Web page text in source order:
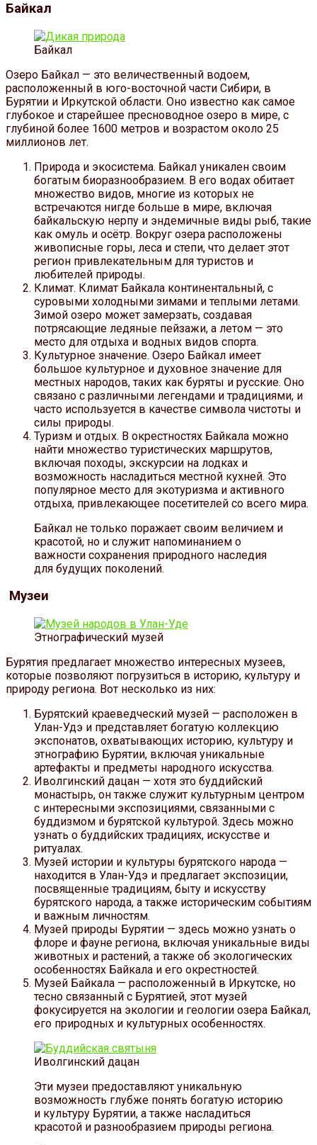
Байкал
Байкал
Озеро Байкал — это величественный водоем,
расположенный в юго-восточной части Сибири, в
Бурятии и Иркутской области. Оно известно как самое
глубокое и старейшее пресноводное озеро в мире, с
глубиной более 1600 метров и возрастом около 25
миллионов лет.
Природа и экосистема. Байкал уникален своим
богатым биоразнообразием. В его водах обитает
множество видов, многие из которых не
встречаются нигде больше в мире, включая
байкальскую нерпу и эндемичные виды рыб, такие
как омуль и осётр. Вокруг озера расположены
живописные горы, леса и степи, что делает этот
регион привлекательным для туристов и
любителей природы.
Климат. Климат Байкала континентальный, с
суровыми холодными зимами и теплыми летами.
Зимой озеро может замерзать, создавая
потрясающие ледяные пейзажи, а летом — это
место для отдыха и водных видов спорта.
Культурное значение. Озеро Байкал имеет
большое культурное и духовное значение для
местных народов, таких как буряты и русские. Оно
связано с различными легендами и традициями, и
часто используется в качестве символа чистоты и
силы природы.
Туризм и отдых. В окрестностях Байкала можно
найти множество туристических маршрутов,
включая походы, экскурсии на лодках и
возможность насладиться местной кухней. Это
популярное место для экотуризма и активного
отдыха, привлекающее посетителей со всего мира.
Байкал не только поражает своим величием и
красотой, но и служит напоминанием о
важности сохранения природного наследия
для будущих поколений.
Музеи
Этнографический музей
Бурятия предлагает множество интересных музеев,
которые позволяют погрузиться в историю, культуру и
природу региона. Вот несколько из них:
Бурятский краеведческий музей — расположен в
Улан-Удэ и представляет богатую коллекцию
экспонатов, охватывающих историю, культуру и
этнографию Бурятии, включая уникальные
артефакты и предметы народного искусства.
Иволгинский дацан — хотя это буддийский
монастырь, он также служит культурным центром
с интересными экспозициями, связанными с
буддизмом и бурятской культурой. Здесь можно
узнать о буддийских традициях, искусстве и
ритуалах.
Музей истории и культуры бурятского народа —
находится в Улан-Удэ и предлагает экспозиции,
посвященные традициям, быту и искусству
бурятского народа, а также историческим событиям
и важным личностям.
Музей природы Бурятии — здесь можно узнать о
флоре и фауне региона, включая уникальные виды
животных и растений, а также об экологических
особенностях Байкала и его окрестностей.
Музей Байкала — расположенный в Иркутске, но
тесно связанный с Бурятией, этот музей
фокусируется на экологии и геологии озера Байкал,
его природных и культурных особенностях.
Иволгинский дацан
Эти музеи предоставляют уникальную
возможность глубже понять богатую историю
и культуру Бурятии, а также насладиться
красотой и разнообразием природы региона.